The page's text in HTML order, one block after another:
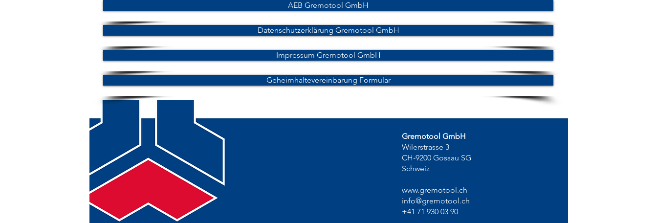
Gremotool GmbH
Wilerstrasse 3
CH-9200 Gossau SG
Schweiz
www.gremotool.ch
info@gremotool.ch
+41 71 930 03 90
AEB Gremotool GmbH
Datenschutzerklärung Gremotool GmbH
Impressum Gremotool GmbH
Geheimhaltevereinbarung Formular